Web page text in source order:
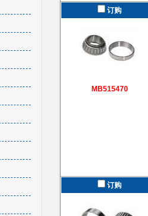
订购
MB515470
订购